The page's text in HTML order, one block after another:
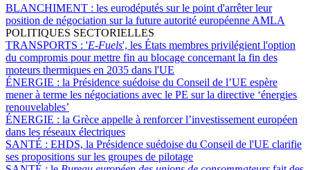
BLANCHIMENT : les eurodéputés sur le point d'arrêter leur
position de négociation sur la future autorité européenne AMLA
POLITIQUES SECTORIELLES
TRANSPORTS : 'E-Fuels', les États membres privilégient l'option
du compromis pour mettre fin au blocage concernant la fin des
moteurs thermiques en 2035 dans l'UE
ÉNERGIE : la Présidence suédoise du Conseil de l’UE espère
mener à terme les négociations avec le PE sur la directive ‘énergies
renouvelables’
ÉNERGIE : la Grèce appelle à renforcer l’investissement européen
dans les réseaux électriques
SANTÉ : EHDS, la Présidence suédoise du Conseil de l'UE clarifie
ses propositions sur les groupes de pilotage